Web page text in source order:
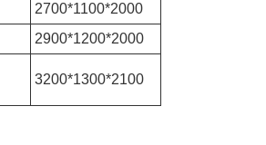
2700*1100*2000
2900*1200*2000
3200*1300*2100